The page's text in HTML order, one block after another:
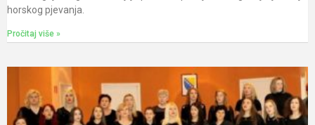
horskog pjevanja.
Pročitaj više »